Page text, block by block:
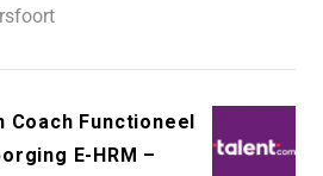
Functioneel
E-HRM –